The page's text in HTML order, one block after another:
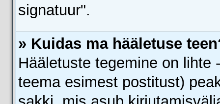
signatuur".
» Kuidas ma hääletuse
Hääletuste tegemine on lihte
teema esimest postitust)